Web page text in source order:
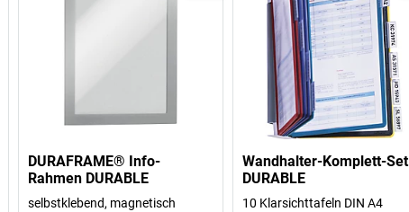
DURAFRAME® Info-
Rahmen DURABLE
selbstklebend, magnetisch
Wandhalter-Komplett-Set
DURABLE
10 Klarsichttafeln DIN A4